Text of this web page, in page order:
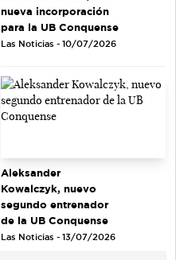
nueva incorporación
para la UB Conquense
Las Noticias - 10/07/2026
Aleksander
Kowalczyk, nuevo
segundo entrenador
de la UB Conquense
Las Noticias - 13/07/2026